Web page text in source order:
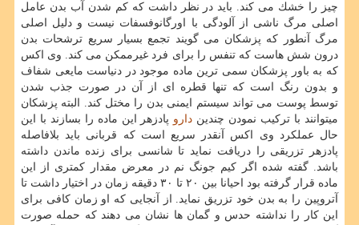
چیز را خشك می كند. باید در نظر داشت كه كم شدن آب بدن عامل
اصلی مرگ ناشی از آلودگی با اورگانوفسفات نیست و دلیل اصلی
مرگ آنطور كه پزشكان می گویند تجمع بسیار سریع ترشحات بدن
درون شش هاست كه تنفس را برای فرد غیرممكن می كند. وی اكس
كه به باور پزشكان سمی ترین ماده موجود در دنیاست مایعی شفاف
و بدون رنگ است كه تنها قطره ای از آن در صورت جذب شدن
توسط پوست می تواند سیستم ایمنی بدن را مختل كند. البته پزشكان
میتوانند با تركیب نمودن چندین دارو پادزهر این ماده را بسازند با این
حال عملكرد وی اكس آنقدر سریع است كه قربانی باید بلافاصله
پادزهر تزریقی را دریافت نماید تا شانسی برای زنده ماندن داشته
باشد. گفته شده اگر كیم جونگ نم در معرض مقدار كمتری از این
ماده قرار گرفته بود احیانا بین ۲۰ تا ۳۰ دقیقه زمان در اختیار داشت تا
آتروپین را به بدن خود تزریق نماید. از آنجایی كه او زمان كافی برای
این كار را نداشته حدس و گمان ها نشان می دهند كه حمله صورت